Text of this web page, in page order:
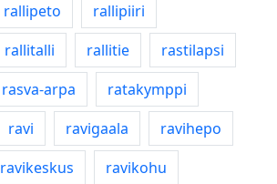
rallipeto
rallipiiri
rallitalli rallitie
rastilapsi
rasva-arpa
ratakymppi
ravi ravigaala
ravihepo
ravikeskus
ravikohu